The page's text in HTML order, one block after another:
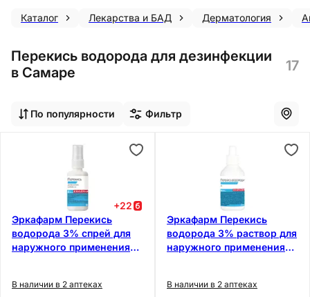
Каталог Лекарства и БАД Дерматология
Перекись водорода для дезинфекции
в Самаре
17
По популярности Фильтр
+22
Эркафарм Перекись
водорода 3% спрей для
наружного применения
В наличии в 2 аптеках
Эркафарм Перекись
водорода 3% раствор для
наружного применения
В наличии в 2 аптеках